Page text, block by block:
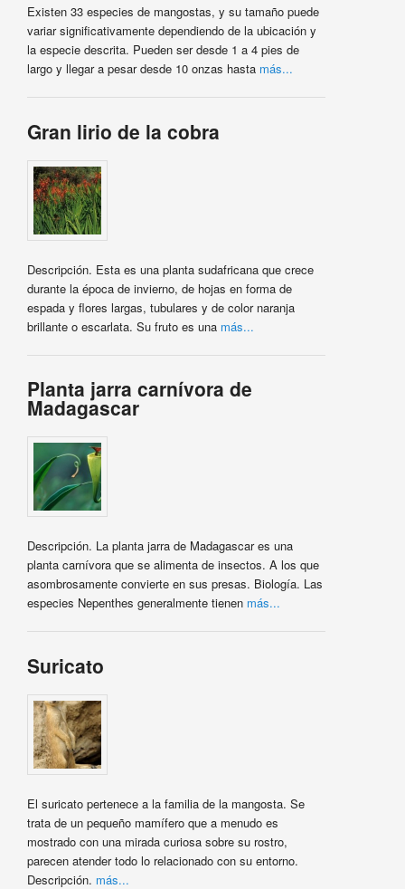
Existen 33 especies de mangostas, y su tamaño puede
variar significativamente dependiendo de la ubicación y
la especie descrita. Pueden ser desde 1 a 4 pies de
largo y llegar a pesar desde 10 onzas hasta más...
Gran lirio de la cobra
Descripción. Esta es una planta sudafricana que crece
durante la época de invierno, de hojas en forma de
espada y flores largas, tubulares y de color naranja
brillante o escarlata. Su fruto es una más...
Planta jarra carnívora de
Madagascar
Descripción. La planta jarra de Madagascar es una
planta carnívora que se alimenta de insectos. A los que
asombrosamente convierte en sus presas. Biología. Las
especies Nepenthes generalmente tienen más...
Suricato
El suricato pertenece a la familia de la mangosta. Se
trata de un pequeño mamífero que a menudo es
mostrado con una mirada curiosa sobre su rostro,
parecen atender todo lo relacionado con su entorno.
Descripción. más...